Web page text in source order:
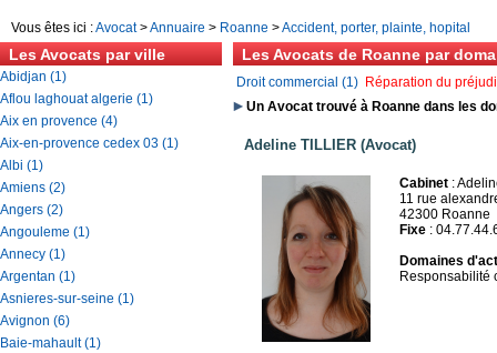
Vous êtes ici :Avocat>Annuaire > Roanne >Accident, porter, plainte, hopital
Les Avocats par ville
Abidjan (1)
Aflou laghouat algerie (1)
Aix en provence (4)
Aix-en-provence cedex 03 (1)
Albi (1)
Amiens (2)
Angers (2)
Angouleme (1)
Annecy (1)
Argentan (1)
Asnieres-sur-seine (1)
Avignon (6)
Baie-mahault (1)
Les Avocats de Roanne par
Droit commercial (1) Réparation du
Un Avocat trouvé à Roanne dans les
Adeline TILLIER (Avocat)
Cabinet :
11 rue
42300 Roanne
Fixe :
Domaines
Responsabilité